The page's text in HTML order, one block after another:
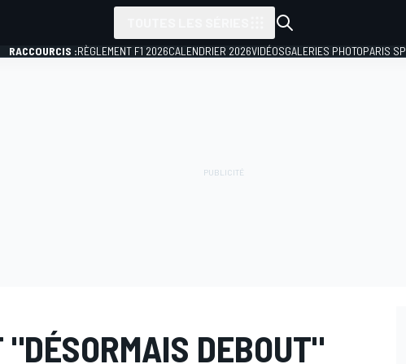
RACCOURCIS :RÈGLEMENT F1 2026CALENDRIER 2026VIDÉOSGALERIES PHOTOPARIS
"DÉSORMAIS DEBOUT"